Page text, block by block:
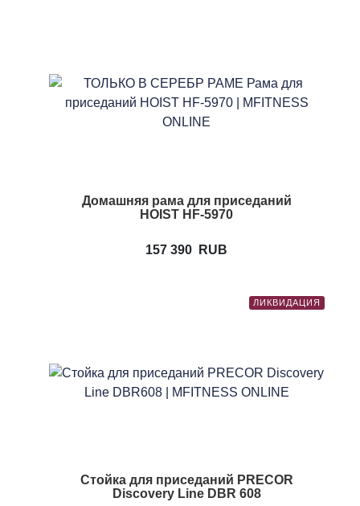
Домашняя рама для приседаний
HOIST HF-5970
157 390 RUB
ЛИКВИДАЦИЯ
Стойка для приседаний PRECOR
Discovery Line DBR 608